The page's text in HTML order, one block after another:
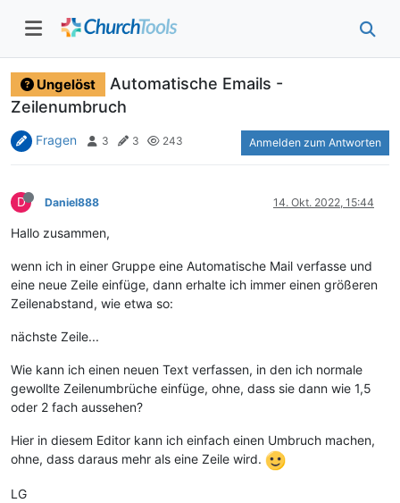
Ungelöst
Automatische Emails -
Zeilenumbruch
Fragen 3 3 243 Anmelden zum Antworten
D Daniel888 14. Okt. 2022, 15:44
Hallo zusammen,
wenn ich in einer Gruppe eine Automatische Mail verfasse und
eine neue Zeile einfüge, dann erhalte ich immer einen größeren
Zeilenabstand, wie etwa so:
nächste Zeile...
Wie kann ich einen neuen Text verfassen, in den ich normale
gewollte Zeilenumbrüche einfüge, ohne, dass sie dann wie 1,5
oder 2 fach aussehen?
Hier in diesem Editor kann ich einfach einen Umbruch machen,
ohne, dass daraus mehr als eine Zeile wird.
LG